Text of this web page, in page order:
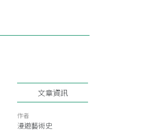
文章資訊
作者
漫遊藝術史